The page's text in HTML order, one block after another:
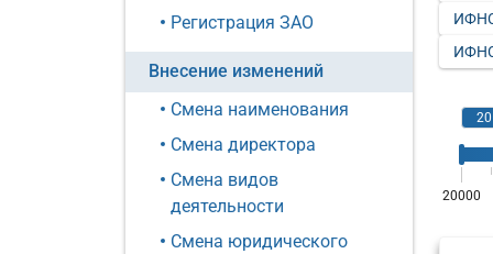
Регистрация ЗАО
Внесение изменений
Смена наименования
Смена директора
Смена видов
деятельности
Смена юридического